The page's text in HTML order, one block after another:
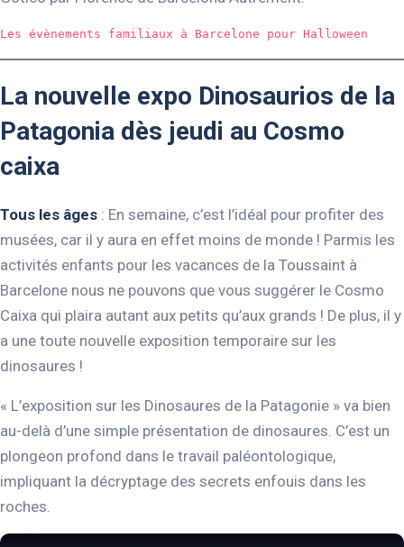
Les évènements familiaux à Barcelone pour Halloween
La nouvelle expo Dinosaurios de la
Patagonia dès jeudi au Cosmo
caixa
Tous les âges : En semaine, c’est l’idéal pour profiter des
musées, car il y aura en effet moins de monde ! Parmis les
activités enfants pour les vacances de la Toussaint à
Barcelone nous ne pouvons que vous suggérer le Cosmo
Caixa qui plaira autant aux petits qu’aux grands ! De plus, il y
a une toute nouvelle exposition temporaire sur les
dinosaures !
« L’exposition sur les Dinosaures de la Patagonie » va bien
au-delà d’une simple présentation de dinosaures. C’est un
plongeon profond dans le travail paléontologique,
impliquant la décryptage des secrets enfouis dans les
roches.